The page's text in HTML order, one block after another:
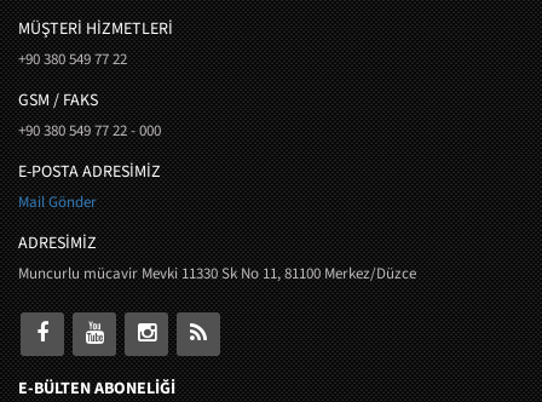
MÜŞTERI HIZMETLERI
+90 380 549 77 22
GSM / FAKS
+90 380 549 77 22 - 000
E-POSTA ADRESİMİZ
Mail Gönder
ADRESİMİZ
Muncurlu mücavir Mevki 11330 Sk No 11, 81100 Merkez/Düzce
E-BÜLTEN ABONELİĞİ